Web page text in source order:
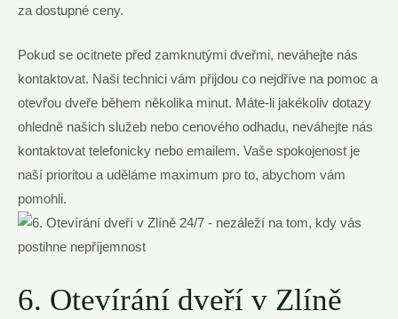
za dostupné ceny.
Pokud se ocitnete před zamknutými dveřmi, neváhejte nás
kontaktovat. Naši technici vám přijdou co nejdříve na pomoc a
otevřou dveře během několika minut. Máte-li jakékoliv dotazy
ohledně našich služeb nebo cenového odhadu, neváhejte nás
kontaktovat telefonicky nebo emailem. Vaše spokojenost je
naší prioritou a uděláme maximum pro to, abychom vám
pomohli.
6. Otevírání dveří v Zlíně